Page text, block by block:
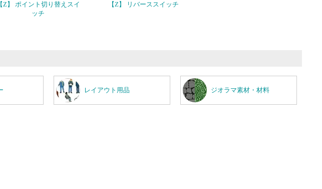
【Z】 ポイント切り替えスイ
ッチ
【Z】 リバーススイッチ
レイアウト用品 ジオラマ素材・材料